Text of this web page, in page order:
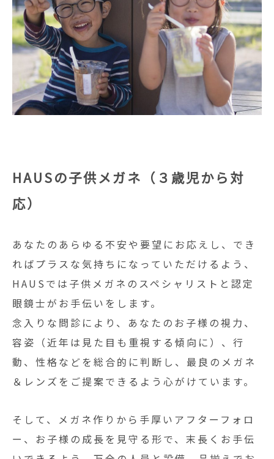
HAUSの子供メガネ（３歳児から対
応）
あなたのあらゆる不安や要望にお応えし、でき
ればプラスな気持ちになっていただけるよう、
HAUSでは子供メガネのスペシャリストと認定
眼鏡士がお手伝いをします。
念入りな問診により、あなたのお子様の視力、
容姿（近年は見た目も重視する傾向に）、行
動、性格などを総合的に判断し、最良のメガネ
＆レンズをご提案できるよう心がけています。
そして、メガネ作りから手厚いアフターフォロ
ー、お子様の成長を見守る形で、末長くお手伝